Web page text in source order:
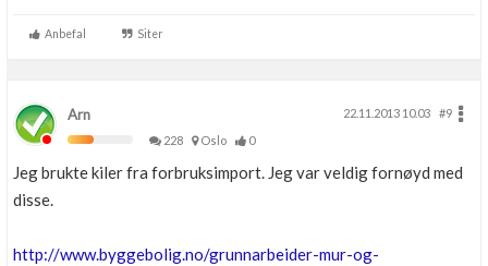
Anbefal Siter
Arn 22.11.2013 10.03
#9
228
Oslo 0
Jeg brukte kiler fra forbruksimport. Jeg var veldig fornøyd med
disse.
http://www.byggebolig.no/grunnarbeider-mur-og-